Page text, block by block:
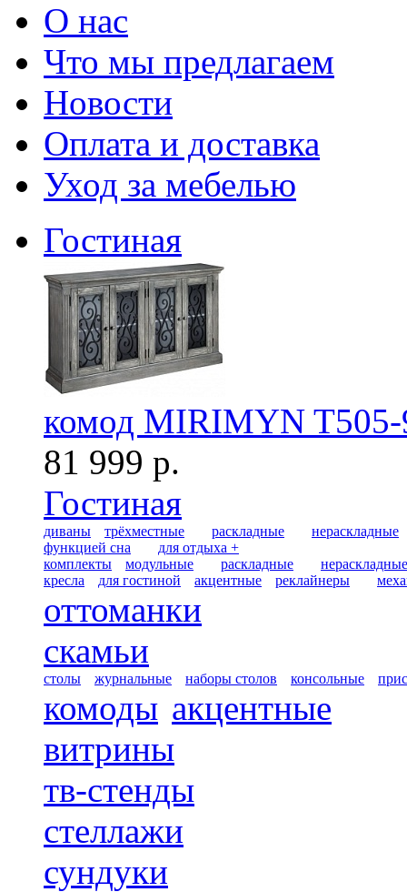
О нас
Что мы предлагаем
Новости
Оплата и доставка
Уход за мебелью
Гостиная
комод MIRIMYN T505-
81 999 р.
Гостиная
диваны трёхместные раскладные
нераскладные
функцией сна
для отдыха +
комплекты
модульные раскладные
нераскладные
кресла
для гостиной акцентные реклайнеры
оттоманки
скамьи
столы журнальные наборы столов консольные
комоды акцентные
витрины
тв-стенды
стеллажи
сундуки